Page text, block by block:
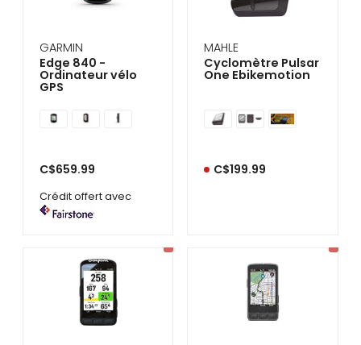
GARMIN
Edge 840 -
Ordinateur vélo
GPS
C$659.99
Crédit offert avec
MAHLE
Cyclomètre Pulsar
One Ebikemotion
C$199.99